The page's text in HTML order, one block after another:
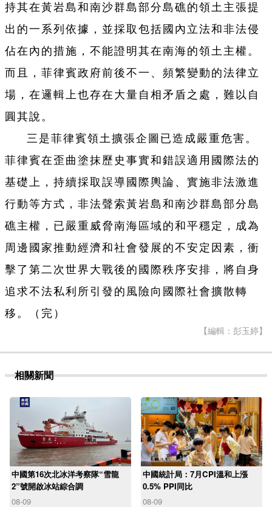
持其在黃岩島和南沙群島部分島礁的領土主張提
出的一系列依據，並採取包括國內立法和非法侵
佔在內的措施，不能證明其在南海的領土主權。
而且，菲律賓政府前後不一、頻繁變動的法律立
場，在邏輯上也存在大量自相矛盾之處，難以自
圓其說。
三是菲律賓領土擴張企圖已造成嚴重危害。
菲律賓在歪曲塗抹歷史事實和錯誤適用國際法的
基礎上，持續採取誤導國際輿論、實施非法激進
行動等方式，非法聲索黃岩島和南沙群島部分島
礁主權，已嚴重威脅南海區域的和平穩定，成為
周邊國家推動經濟和社會發展的不安定因素，衝
擊了第二次世界大戰後的國際秩序安排，將自身
追求不法私利所引發的風險向國際社會擴散轉
移。（完）
【編輯：彭玉婷】
相關新聞
中國第16次北冰洋考察隊“雪龍
2”號開啟冰站綜合調
08-09
中國統計局：7月CPI溫和上漲
0.5% PPI同比
08-09